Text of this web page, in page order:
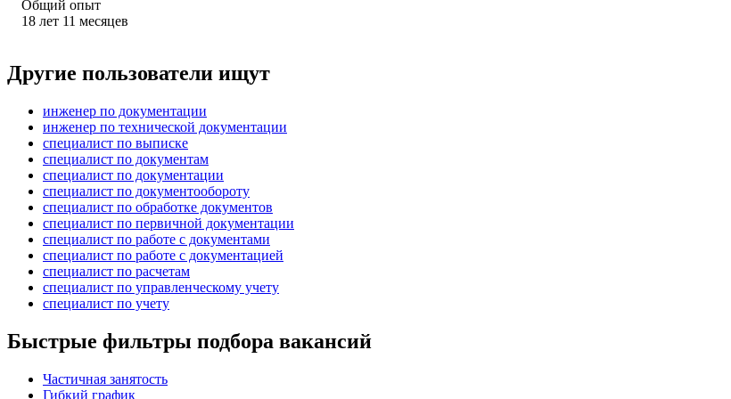
Общий опыт
18 лет 11 месяцев
Другие пользователи ищут
инженер по документации
инженер по технической документации
специалист по выписке
специалист по документам
специалист по документации
специалист по документообороту
специалист по обработке документов
специалист по первичной документации
специалист по работе с документами
специалист по работе с документацией
специалист по расчетам
специалист по управленческому учету
специалист по учету
Быстрые фильтры подбора вакансий
Частичная занятость
Гибкий график